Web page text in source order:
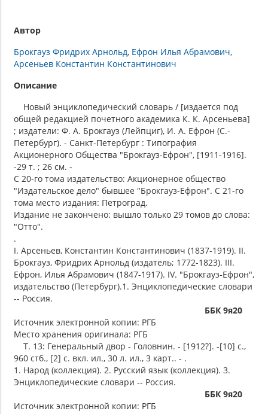
Автор
Брокгауз Фридрих Арнольд Ефрон Илья Абрамович
Арсеньев Константин Константинович
Описание
Новый энциклопедический словарь / [издается под
общей редакцией почетного академика К. К. Арсеньева]
; издатели: Ф. А. Брокгауз (Лейпциг), И. А. Ефрон (С.-
Петербург). - Санкт-Петербург : Типография
Акционерного Общества "Брокгауз-Ефрон", [1911-1916].
-29 т. ; 26 см. -
С 20-го тома издательство: Акционерное общество
"Издательское дело" бывшее "Брокгауз-Ефрон". С 21-го
тома место издания: Петроград.
Издание не закончено: вышло только 29 томов до слова:
"Отто".
.
I. Арсеньев, Константин Константинович (1837-1919). II.
Брокгауз, Фридрих Арнольд (издатель; 1772-1823). III.
Ефрон, Илья Абрамович (1847-1917). IV. "Брокгауз-Ефрон",
издательство (Петербург).1. Энциклопедические словари
-- Россия.
ББК 9я20
Источник электронной копии: РГБ
Место хранения оригинала: РГБ
Т. 13: Генеральный двор - Головнин. - [1912?]. -[10] с.,
960 стб., [2] с. вкл. ил., 30 л. ил., 3 карт.. - .
1. Народ (коллекция). 2. Русский язык (коллекция). 3.
Энциклопедические словари -- Россия.
ББК 9я20
Источник электронной копии: РГБ